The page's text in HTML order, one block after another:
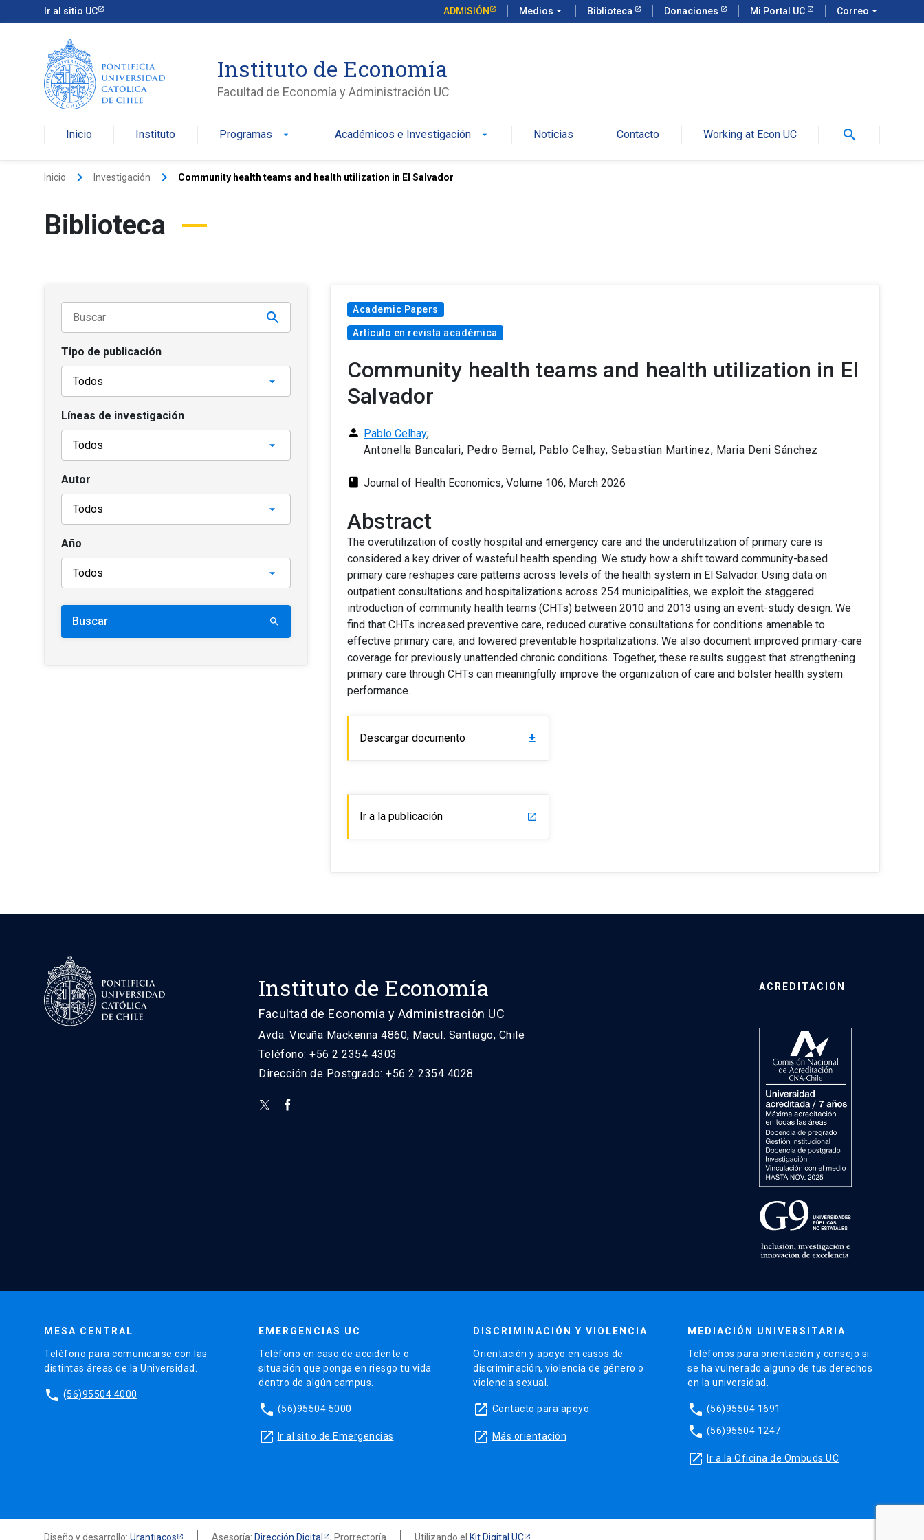
Ir al sitio UC ADMISIÓN Medios arrow_drop_down Biblioteca Donaciones Mi Portal UC Correo arrow_drop_down
Instituto de Economía
Facultad de Economía y Administración UC
Inicio Instituto Programas arrow_drop_down Académicos e Investigación arrow_drop_down Noticias Contacto Working at Econ UC search
Inicio keyboard_arrow_right Investigación keyboard_arrow_right Community health teams and health utilization in El Salvador
Biblioteca
Tipo de publicación
Líneas de investigación
Autor
Año
Buscar search
Academic Papers
Artículo en revista académica
Community health teams and health utilization in El
Salvador
person Pablo Celhay;
Antonella Bancalari, Pedro Bernal, Pablo Celhay, Sebastian Martinez, Maria Deni Sánchez
class Journal of Health Economics, Volume 106, March 2026
Abstract
The overutilization of costly hospital and emergency care and the underutilization of primary care is
considered a key driver of wasteful health spending. We study how a shift toward community-based
primary care reshapes care patterns across levels of the health system in El Salvador. Using data on
outpatient consultations and hospitalizations across 254 municipalities, we exploit the staggered
introduction of community health teams (CHTs) between 2010 and 2013 using an event-study design. We
find that CHTs increased preventive care, reduced curative consultations for conditions amenable to
effective primary care, and lowered preventable hospitalizations. We also document improved primary-care
coverage for previously unattended chronic conditions. Together, these results suggest that strengthening
primary care through CHTs can meaningfully improve the organization of care and bolster health system
performance.
Descargar documento download
Ir a la publicación launch
Instituto de Economía
Facultad de Economía y Administración UC
Avda. Vicuña Mackenna 4860, Macul. Santiago, Chile
Teléfono: +56 2 2354 4303
Dirección de Postgrado: +56 2 2354 4028
ACREDITACIÓN
MESA CENTRAL
Teléfono para comunicarse con las
distintas áreas de la Universidad.
phone (56)95504 4000
EMERGENCIAS UC
Teléfono en caso de accidente o
situación que ponga en riesgo tu vida
dentro de algún campus.
phone (56)95504 5000
launch Ir al sitio de Emergencias
DISCRIMINACIÓN Y VIOLENCIA
Orientación y apoyo en casos de
discriminación, violencia de género o
violencia sexual.
launch Contacto para apoyo
launch Más orientación
MEDIACIÓN UNIVERSITARIA
Teléfonos para orientación y consejo si
se ha vulnerado alguno de tus derechos
en la universidad.
phone (56)95504 1691
phone (56)95504 1247
launch Ir a la Oficina de Ombuds UC
Diseño y desarrollo: Urantiacos Asesoría: Dirección Digital , Prorrectoría Utilizando el Kit Digital UC